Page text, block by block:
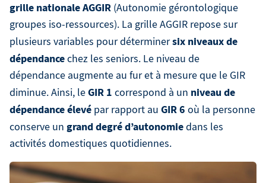
grille nationale AGGIR (Autonomie gérontologique
groupes iso-ressources). La grille AGGIR repose sur
plusieurs variables pour déterminersix niveaux de
dépendancechez les seniors. Le niveau de
dépendance augmente au fur et à mesure que le GIR
diminue. Ainsi, leGIR 1 correspond à un niveau de
dépendance élevé par rapport au GIR 6 où la personne
conserve un grand degré d’autonomiedans les
activités domestiques quotidiennes.